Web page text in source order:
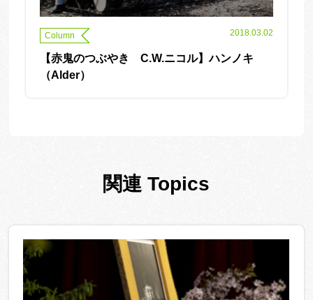
Column 2018.03.02
【赤鬼のつぶやき C.W.ニコル】ハンノキ
（Alder）
関連 Topics